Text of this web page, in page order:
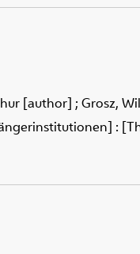
[author] ; Grosz,
: